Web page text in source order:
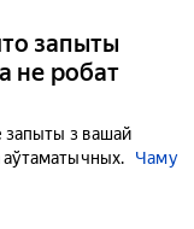
запыты
не робат
запыты з вашай
Чаму